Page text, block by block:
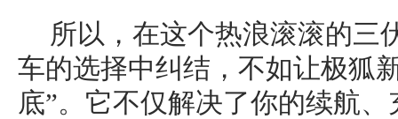
所以，在这个热浪滚滚的三
车的选择中纠结，不如让极狐
底”。它不仅解决了你的续航